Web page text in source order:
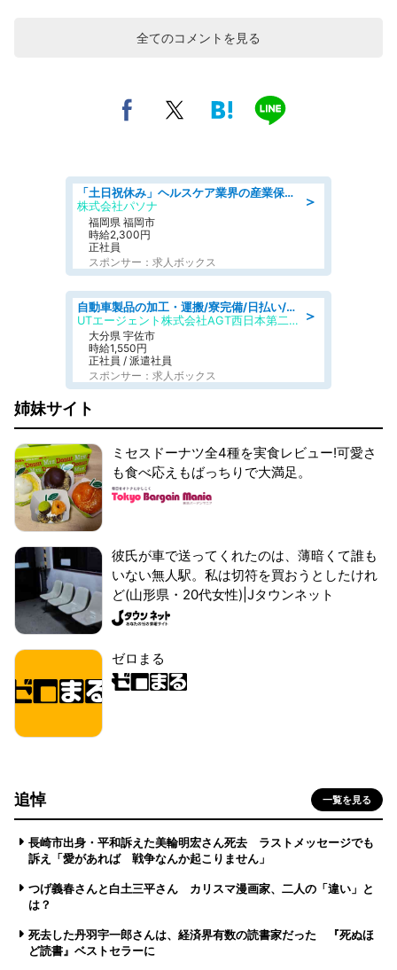
全てのコメントを見る
＞
「土日祝休み」ヘルスケア業界の産業保健師/高時給/未経験OK/要資格:保健師、正看護師
株式会社パソナ
福岡県 福岡市
時給2,300円
正社員
スポンサー：求人ボックス
＞
自動車製品の加工・運搬/寮完備/日払い/工場・製造
UTエージェント株式会社AGT西日本第二CU
大分県 宇佐市
時給1,550円
正社員 / 派遣社員
スポンサー：求人ボックス
姉妹サイト
ミセスドーナツ全4種を実食レビュー!可愛さ
も食べ応えもばっちりで大満足。
彼氏が車で送ってくれたのは、薄暗くて誰も
いない無人駅。私は切符を買おうとしたけれ
ど(山形県・20代女性)|Jタウンネット
ゼロまる
追悼 一覧を見る
長崎市出身・平和訴えた美輪明宏さん死去 ラストメッセージでも
訴え「愛があれば 戦争なんか起こりません」
つげ義春さんと白土三平さん カリスマ漫画家、二人の「違い」と
は？
死去した丹羽宇一郎さんは、経済界有数の読書家だった 『死ぬほ
ど読書』ベストセラーに